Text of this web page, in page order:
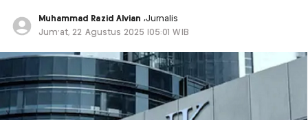
Muhammad Razid Alvian,Jurnalis
Jum'at, 22 Agustus 2025 |05:01 WIB